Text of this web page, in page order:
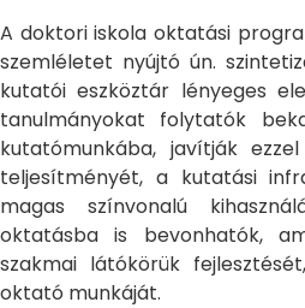
A doktori iskola oktatási
szemléletet nyújtó ún.
kutatói eszköztár lényeges
tanulmányokat folytatók
kutatómunkába, javítják
teljesítményét, a kutatási
magas színvonalú
oktatásba is bevonhatók,
szakmai látókörük
oktató munkáját.